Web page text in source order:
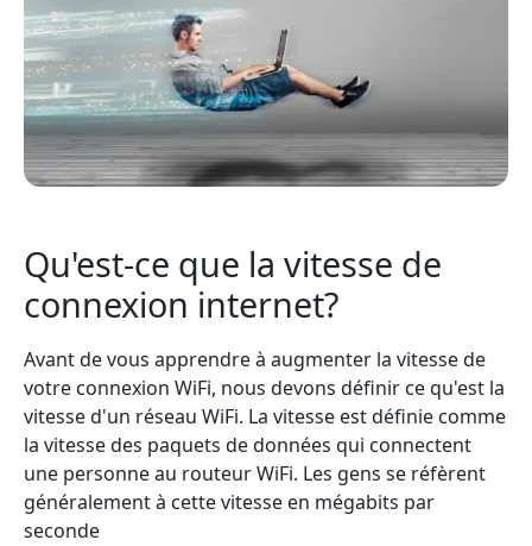
Qu'est-ce que la vitesse de
connexion internet?
Avant de vous apprendre à augmenter la vitesse de
votre connexion WiFi, nous devons définir ce qu'est la
vitesse d'un réseau WiFi. La vitesse est définie comme
la vitesse des paquets de données qui connectent
une personne au routeur WiFi. Les gens se réfèrent
généralement à cette vitesse en mégabits par
seconde